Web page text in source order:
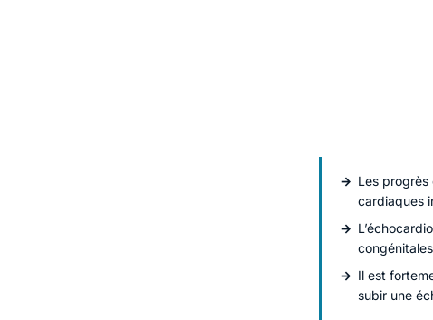
Les
cardiaques
Il est
subir une